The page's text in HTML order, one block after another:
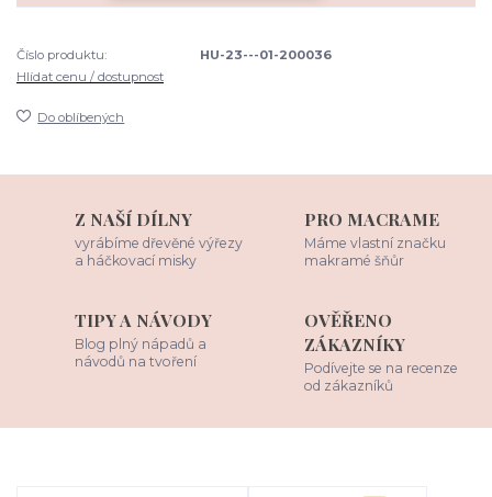
Číslo produktu:
HU-23---01-200036
Hlídat cenu / dostupnost
Do oblíbených
Z NAŠÍ DÍLNY
vyrábíme dřevěné výřezy
a háčkovací misky
PRO MACRAME
Máme vlastní značku
makramé šňůr
TIPY A NÁVODY
Blog plný nápadů a
návodů na tvoření
OVĚŘENO
ZÁKAZNÍKY
Podívejte se na recenze
od zákazníků